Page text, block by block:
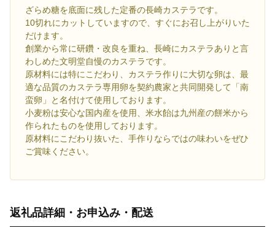
ざらめ糖を底面に残した定番の長崎カステラです。
10切れにカットしていますので、すぐにお召し上がりいた
だけます。
創業から常に研鑽・改良を重ね、長崎にカステラありと言
わしめた文明堂自慢のカステラです。
原材料には特にこだわり、カステラ作りに大切な卵は、最
適な品質のカステラ専用卵を契約農家と共同開発して「南
蛮卵」と名付けて使用しております。
小麦粉は安心な国内産を使用、米水飴は九州産の餅米から
作られたものを使用しております。
原材料にこだわり抜いた、手作りならではの味わいをぜひ
ご賞味ください。
返礼品詳細・お申込み・配送